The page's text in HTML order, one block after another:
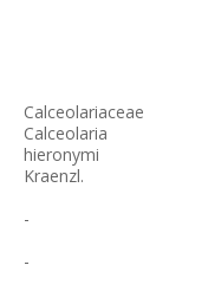
Calceolariaceae
Calceolaria
hieronymi
Kraenzl.
-
-